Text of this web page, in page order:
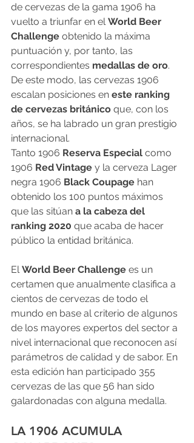
de cervezas de la gama 1906 ha
vuelto a triunfar en el World Beer
Challenge obtenido la máxima
puntuación y, por tanto, las
correspondientes medallas de oro.
De este modo, las cervezas 1906
escalan posiciones en este ranking
de cervezas británico que, con los
años, se ha labrado un gran prestigio
internacional.
Tanto 1906 Reserva Especial como
1906 Red Vintage y la cerveza Lager
negra 1906 Black Coupage han
obtenido los 100 puntos máximos
que las sitúan a la cabeza del
ranking 2020 que acaba de hacer
público la entidad británica.
El World Beer Challenge es un
certamen que anualmente clasifica a
cientos de cervezas de todo el
mundo en base al criterio de algunos
de los mayores expertos del sector a
nivel internacional que reconocen así
parámetros de calidad y de sabor. En
esta edición han participado 355
cervezas de las que 56 han sido
galardonadas con alguna medalla.
LA 1906 ACUMULA